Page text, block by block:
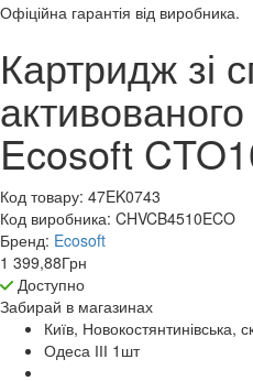
Офіційна гарантія від виробника.
Картридж зі
активованого
Ecosoft
Код товару: 47EK0743
Код виробника: CHVCB4510ECO
Бренд: Ecosoft
1 399,88Грн
Доступно
Забирай в магазинах
Київ, Новокостянтинівська,
Одеса ІІІ 1 шт